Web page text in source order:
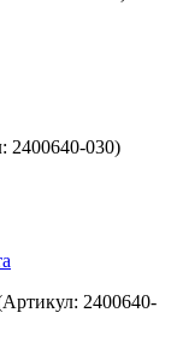
2400640-030)
2400640-